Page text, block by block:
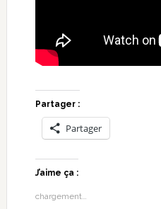
Partager :
Partager
J’aime ça :
chargement…